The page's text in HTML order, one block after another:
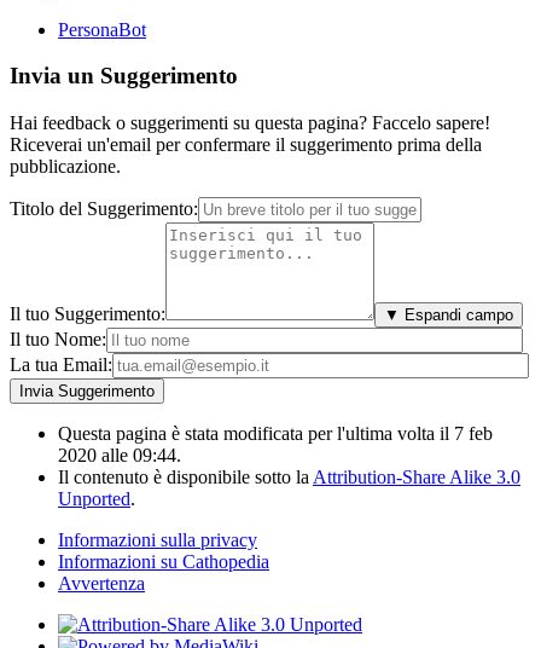
PersonaBot
Invia un Suggerimento
Hai feedback o suggerimenti su questa pagina? Faccelo sapere!
Riceverai un'email per confermare il suggerimento prima della
pubblicazione.
Titolo del Suggerimento:
Il tuo Suggerimento: ▼ Espandi campo
Il tuo Nome:
La tua Email:
Questa pagina è stata modificata per l'ultima volta il 7 feb
2020 alle 09:44.
Il contenuto è disponibile sotto la Attribution-Share Alike 3.0
Unported.
Informazioni sulla privacy
Informazioni su Cathopedia
Avvertenza